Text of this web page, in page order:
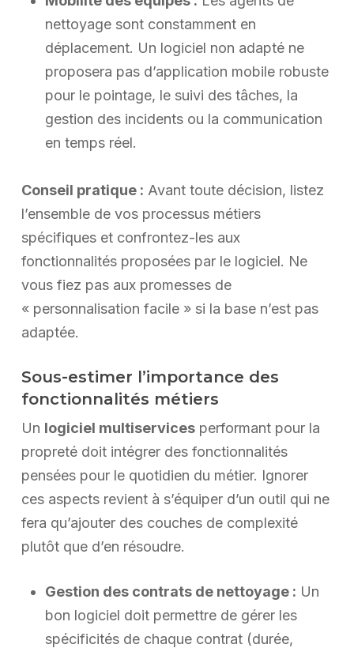
nettoyage sont constamment en
déplacement. Un logiciel non adapté ne
proposera pas d’application mobile robuste
pour le pointage, le suivi des tâches, la
gestion des incidents ou la communication
en temps réel.
Conseil pratique : Avant toute décision, listez
l’ensemble de vos processus métiers
spécifiques et confrontez-les aux
fonctionnalités proposées par le logiciel. Ne
vous fiez pas aux promesses de
« personnalisation facile » si la base n’est pas
adaptée.
Sous-estimer l’importance des
fonctionnalités métiers
Un logiciel multiservicesperformant pour la
propreté doit intégrer des fonctionnalités
pensées pour le quotidien du métier. Ignorer
ces aspects revient à s’équiper d’un outil qui ne
fera qu’ajouter des couches de complexité
plutôt que d’en résoudre.
Gestion des contrats de nettoyage : Un
bon logiciel doit permettre de gérer les
spécificités de chaque contrat (durée,